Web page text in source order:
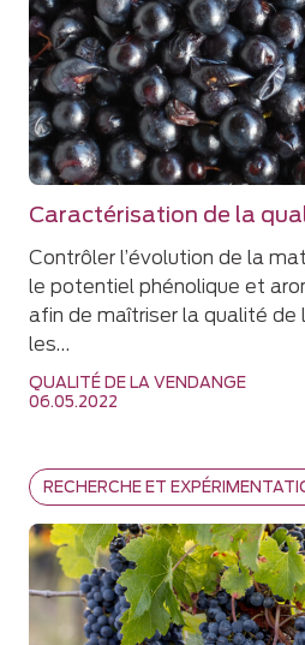
Caractérisation de la
QUALITÉ DE LA VENDANGE
06.05.2022
Contrôler l’évolution de la
le potentiel phénolique et
afin de maîtriser la qualité de
les…
RECHERCHE ET